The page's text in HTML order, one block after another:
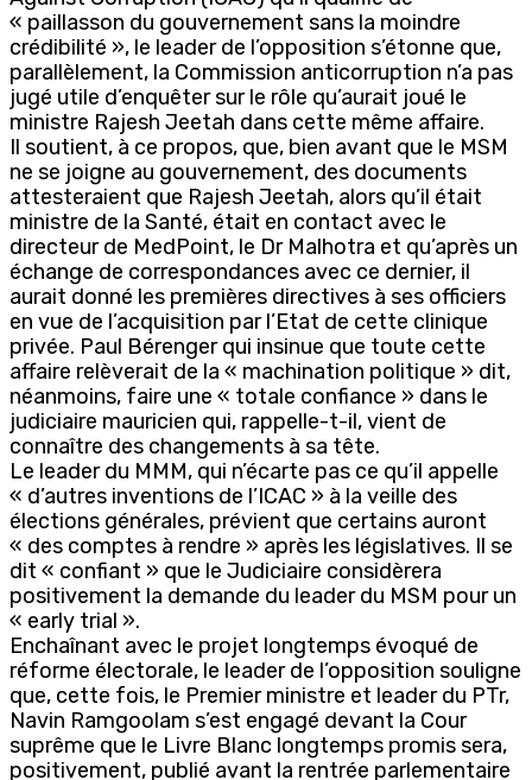
« paillasson du gouvernement sans la moindre
crédibilité », le leader de l’opposition s’étonne que,
parallèlement, la Commission anticorruption n’a pas
jugé utile d’enquêter sur le rôle qu’aurait joué le
ministre Rajesh Jeetah dans cette même affaire.
Il soutient, à ce propos, que, bien avant que le MSM
ne se joigne au gouvernement, des documents
attesteraient que Rajesh Jeetah, alors qu’il était
ministre de la Santé, était en contact avec le
directeur de MedPoint, le Dr Malhotra et qu’après un
échange de correspondances avec ce dernier, il
aurait donné les premières directives à ses officiers
en vue de l’acquisition par l’Etat de cette clinique
privée. Paul Bérenger qui insinue que toute cette
affaire relèverait de la « machination politique » dit,
néanmoins, faire une « totale confiance » dans le
judiciaire mauricien qui, rappelle-t-il, vient de
connaître des changements à sa tête.
Le leader du MMM, qui n’écarte pas ce qu’il appelle
« d’autres inventions de l’ICAC » à la veille des
élections générales, prévient que certains auront
« des comptes à rendre » après les législatives. Il se
dit « confiant » que le Judiciaire considèrera
positivement la demande du leader du MSM pour un
« early trial ».
Enchaînant avec le projet longtemps évoqué de
réforme électorale, le leader de l’opposition souligne
que, cette fois, le Premier ministre et leader du PTr,
Navin Ramgoolam s’est engagé devant la Cour
suprême que le Livre Blanc longtemps promis sera,
positivement, publié avant la rentrée parlementaire